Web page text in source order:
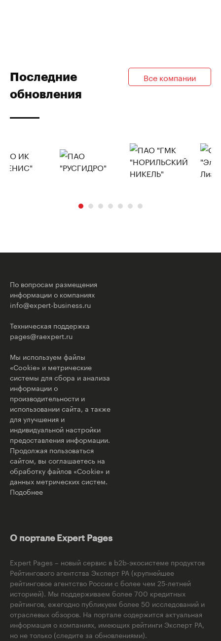
Последние
обновления
Все компании
По вопросам размещения
информации о компаниях
info@expert-business.ru
Техническая поддержка
pages@raexpert.ru
Мы используем файлы
«Cookie» и метрические
системы для сбора и анализа
информации о
производительности и
использовании сайта, а также
для улучшения и
индивидуальной настройки
предоставления информации.
Продолжая пользоваться
сайтом, вы соглашаетесь на
обработку файлов «Cookie» и
данных метрических систем.
Подобнее
О портале Expert Pages
Expert Pages – новый сервис в b2b-экосистеме продуктов
Рейтингового агентства Эксперт РА (крупнейшее
рейтинговое агентство России с более чем 25-летней
историей). Мы поддерживаем более 700 кредитных
рейтингов, ежегодно публикуем более 50 исследований и
отраслевых обзоров. На портале содержится актуальная
информация о компаниях, имеющих рейтинги Эксперт РА,
но не только (следите за обновлениями).